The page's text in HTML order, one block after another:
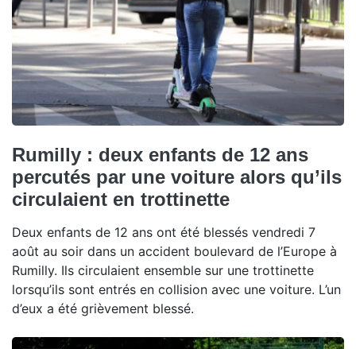
Rumilly : deux enfants de 12 ans
percutés par une voiture alors qu’ils
circulaient en trottinette
Deux enfants de 12 ans ont été blessés vendredi 7
août au soir dans un accident boulevard de l’Europe à
Rumilly. Ils circulaient ensemble sur une trottinette
lorsqu’ils sont entrés en collision avec une voiture. L’un
d’eux a été grièvement blessé.